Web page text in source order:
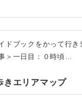
ドブックをかって行
＞一日目：０時頃…
きエリアマップ